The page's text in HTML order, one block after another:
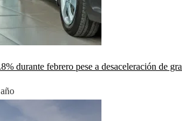
durante febrero pese a desaceleración de